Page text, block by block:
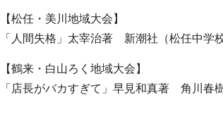
【松任・美川地域大会】
「人間失格」太宰治著 新潮社（松任中学
【鶴来・白山ろく地域大会】
「店長がバカすぎて」早見和真著 角川春